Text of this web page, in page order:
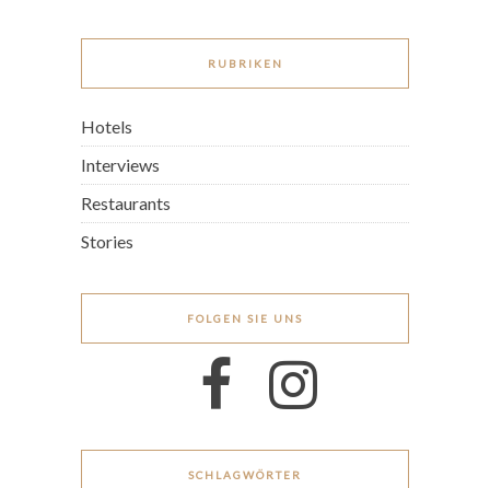
RUBRIKEN
Hotels
Interviews
Restaurants
Stories
FOLGEN SIE UNS
SCHLAGWÖRTER